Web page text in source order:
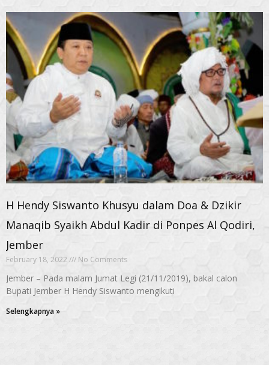
H Hendy Siswanto Khusyu dalam Doa & Dzikir
Manaqib Syaikh Abdul Kadir di Ponpes Al Qodiri,
Jember
February 18, 2022 No Comments
Jember – Pada malam Jumat Legi (21/11/2019), bakal calon
Bupati Jember H Hendy Siswanto mengikuti
Selengkapnya »